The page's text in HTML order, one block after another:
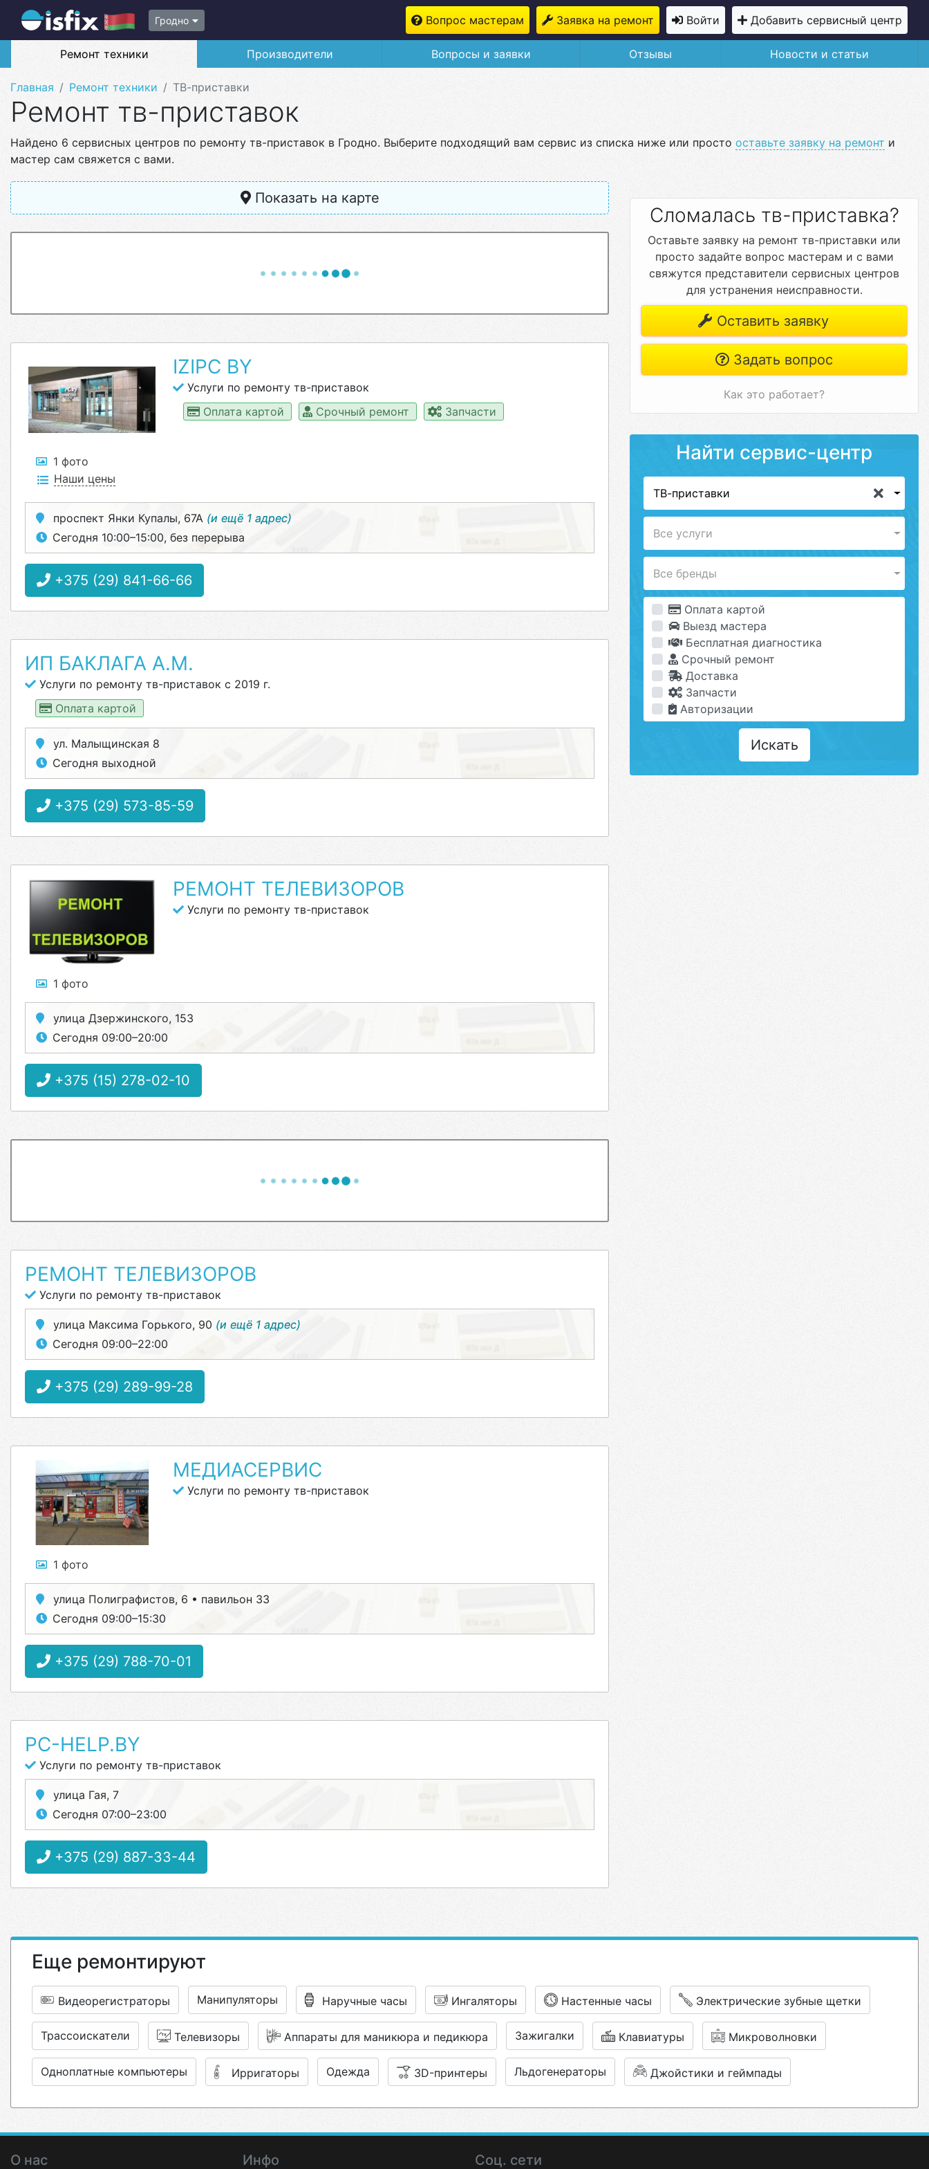
Гродно Вопрос мастерам Заявка на ремонт Войти Добавить сервисный центр
Ремонт техники Производители Вопросы и заявки Отзывы Новости и статьи
Главная Ремонт техники ТВ-приставки
Ремонт тв-приставок
Найдено 6 сервисных центров по ремонту тв-приставок в Гродно. Выберите подходящий вам сервис из списка ниже или просто оставьте заявку на ремонт и
мастер сам свяжется с вами.
Показать на карте
1 фото
Наши цены
IZIPC BY
Услуги по ремонту тв-приставок
Оплата картой
Срочный ремонт Запчасти
проспект Янки Купалы, 67А (и ещё 1 адрес)
Сегодня 10:00–15:00, без перерыва
+375 (29) 841-66-66
ИП БАКЛАГА А.М.
Услуги по ремонту тв-приставок с 2019 г.
Оплата картой
ул. Малыщинская 8
Сегодня выходной
+375 (29) 573-85-59
1 фото
РЕМОНТ ТЕЛЕВИЗОРОВ
Услуги по ремонту тв-приставок
улица Дзержинского, 153
Сегодня 09:00–20:00
+375 (15) 278-02-10
РЕМОНТ ТЕЛЕВИЗОРОВ
Услуги по ремонту тв-приставок
улица Максима Горького, 90 (и ещё 1 адрес)
Сегодня 09:00–22:00
+375 (29) 289-99-28
1 фото
МЕДИАСЕРВИС
Услуги по ремонту тв-приставок
улица Полиграфистов, 6 • павильон 33
Сегодня 09:00–15:30
+375 (29) 788-70-01
PC-HELP.BY
Услуги по ремонту тв-приставок
улица Гая, 7
Сегодня 07:00–23:00
+375 (29) 887-33-44
Сломалась тв-приставка?
Оставьте заявку на ремонт тв-приставки или
просто задайте вопрос мастерам и с вами
свяжутся представители сервисных центров
для устранения неисправности.
Оставить заявку
Задать вопрос
Как это работает?
Найти сервис-центр
ТВ-приставки
Все услуги
Все бренды
Оплата картой
Выезд мастера
Бесплатная диагностика
Срочный ремонт
Доставка
Запчасти
Авторизации
Искать
Еще ремонтируют
Видеорегистраторы Манипуляторы Наручные часы Ингаляторы Настенные часы Электрические зубные щетки
Трассоискатели Телевизоры Аппараты для маникюра и педикюра Зажигалки Клавиатуры Микроволновки
Одноплатные компьютеры Ирригаторы Одежда 3D-принтеры Льдогенераторы Джойстики и геймпады
О нас Инфо Соц. сети